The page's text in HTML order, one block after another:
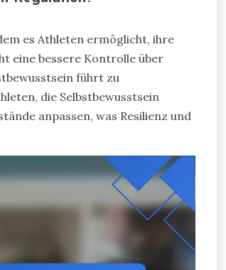
es Athleten ermöglicht, ihre
eine bessere Kontrolle über
führt zu
die Selbstbewusstsein
anpassen, was Resilienz und